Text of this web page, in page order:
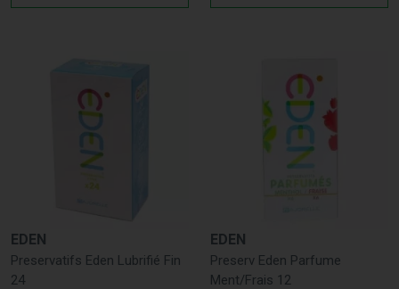
EDEN
Preservatifs Eden Lubrifié Fin
24
EDEN
Preserv Eden Parfume
Ment/Frais 12